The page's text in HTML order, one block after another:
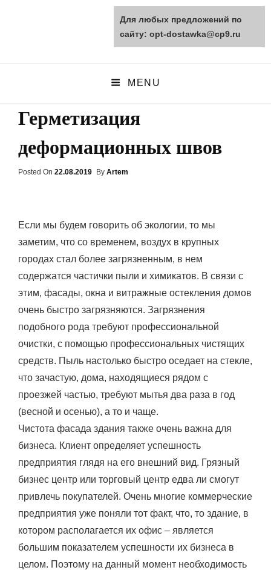
opt-dostawka.ru
MENU
Герметизация
деформационных швов
Posted On Posted
22.08.2019 By Artem
Если мы будем говорить об экологии, то мы
заметим, что со временем, воздух в крупных
городах стал более загрязненным, в нем
содержатся частички пыли и химикатов. В связи с
этим, фасады, окна и витражные остекления домов
очень быстро загрязняются. Загрязнения
подобного рода требуют профессиональной
очистки, с помощью профессиональных чистящих
средств. Пыль настолько быстро оседает на стекле,
что зачастую, дома, находящиеся рядом с
проезжей частью, требуют мытья два раза в год
(весной и осенью), а то и чаще.
Чистота фасада здания также очень важна для
бизнеса. Клиент определяет успешность
предприятия глядя на его внешний вид. Грязный
бизнес центр или торговый центр едва ли смогут
привлечь покупателей. Очень многие коммерческие
предприятия уже поняли тот факт, что, то здание, в
котором располагается их офис – является
большим показателем успешности их бизнеса в
целом. Поэтому на данный момент необходимость
Для любых предложений по
сайту: opt-dostawka@cp9.ru